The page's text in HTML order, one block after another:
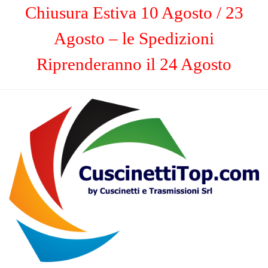
Chiusura Estiva 10 Agosto / 23
Agosto – le Spedizioni
Riprenderanno il 24 Agosto